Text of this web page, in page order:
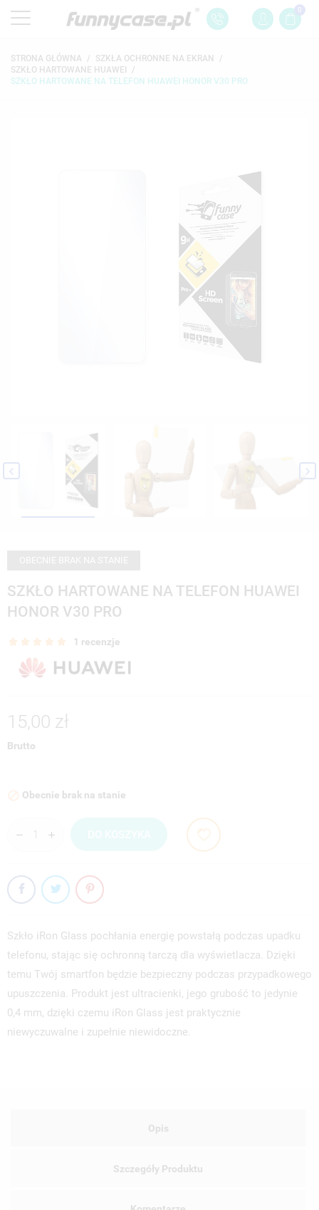
0
STRONA GŁÓWNA
SZKŁA OCHRONNE NA EKRAN
SZKŁO HARTOWANE HUAWEI
SZKŁO HARTOWANE NA TELEFON HUAWEI HONOR V30 PRO
 
SZKŁO HARTOWANE NA TELEFON HUAWEI
HONOR V30 PRO
1 recenzje
15,00 zł
Brutto
 Obecnie brak na stanie
Szkło iRon Glass pochłania energię powstałą podczas upadku
telefonu, stając się ochronną tarczą dla wyświetlacza. Dzięki
temu Twój smartfon będzie bezpieczny podczas przypadkowego
upuszczenia. Produkt jest ultracienki, jego grubość to jedynie
0,4 mm, dzięki czemu iRon Glass jest praktycznie
niewyczuwalne i zupełnie niewidoczne.
Opis
Szczegóły Produktu
add_circle_outline
ANULUJ UTWÓRZ LISTĘ ŻYCZEŃ